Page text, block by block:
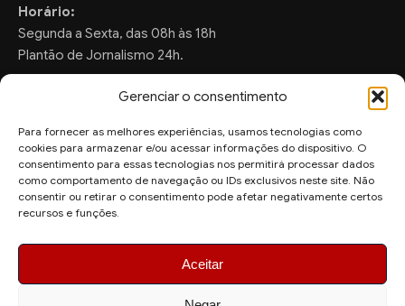
Gerenciar o consentimento
Para fornecer as melhores experiências, usamos tecnologias como
cookies para armazenar e/ou acessar informações do dispositivo. O
consentimento para essas tecnologias nos permitirá processar dados
como comportamento de navegação ou IDs exclusivos neste site. Não
consentir ou retirar o consentimento pode afetar negativamente certos
recursos e funções.
Aceitar
Horário:
Segunda a Sexta, das 08h às 18h
Plantão de Jornalismo 24h.
FALE CONOSCO
Sugestões de Pauta:
ronaldo.valentim150@gmail.com